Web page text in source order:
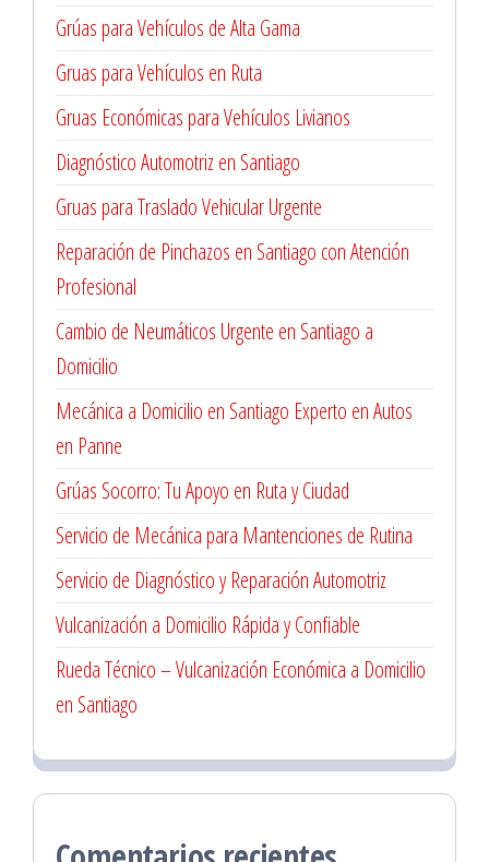
Grúas para Vehículos de Alta Gama
Gruas para Vehículos en Ruta
Gruas Económicas para Vehículos Livianos
Diagnóstico Automotriz en Santiago
Gruas para Traslado Vehicular Urgente
Reparación de Pinchazos en Santiago con Atención
Profesional
Cambio de Neumáticos Urgente en Santiago a
Domicilio
Mecánica a Domicilio en Santiago Experto en Autos
en Panne
Grúas Socorro: Tu Apoyo en Ruta y Ciudad
Servicio de Mecánica para Mantenciones de Rutina
Servicio de Diagnóstico y Reparación Automotriz
Vulcanización a Domicilio Rápida y Confiable
Rueda Técnico – Vulcanización Económica a Domicilio
en Santiago